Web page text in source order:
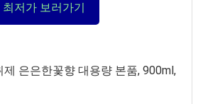
최저가 보러가기
은은한꽃향 대용량 본품, 900ml,